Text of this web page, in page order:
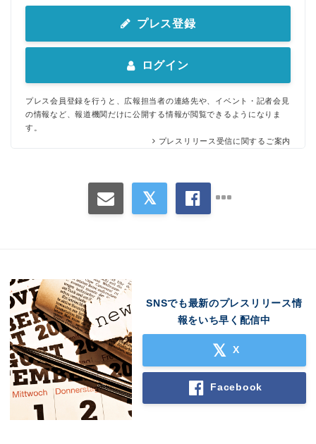
プレス登録
ログイン
プレス会員登録を行うと、広報担当者の連絡先や、イベント・記者会見
の情報など、報道機関だけに公開する情報が閲覧できるようになりま
す。
プレスリリース受信に関するご案内
SNSでも最新のプレスリリース情
報をいち早く配信中
X
Facebook
Japanese
English